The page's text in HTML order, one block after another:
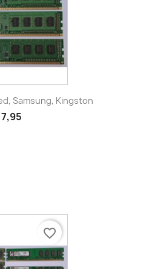
Samsung, Kingston
favorite_border